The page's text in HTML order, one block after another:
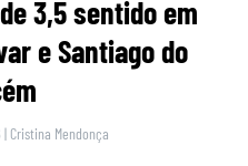
3,5 sentido em
e Santiago do
| Cristina Mendonça